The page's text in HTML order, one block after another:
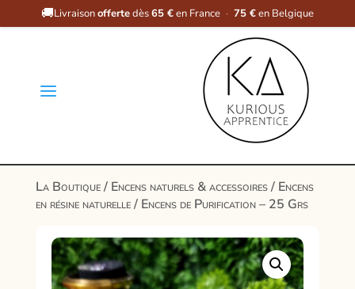
🚚Livraisonoffertedès65 €en France · 75 €en Belgique
a
La Boutique/ Encens naturels & accessoires/ Encens
en résine naturelle/ Encens de Purification – 25 Grs